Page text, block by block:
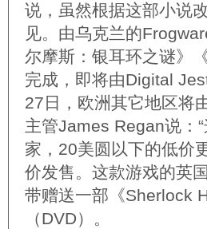
说，虽然根据这部小说
见。由乌克兰的
尔摩斯：银耳环之谜》
完成，即将由Digital
27日，欧洲其它地区将
主管James Regan说：
家，20美圆以下的低价
价发售。这款游戏的英
带赠送一部《Sherlock
（DVD）。